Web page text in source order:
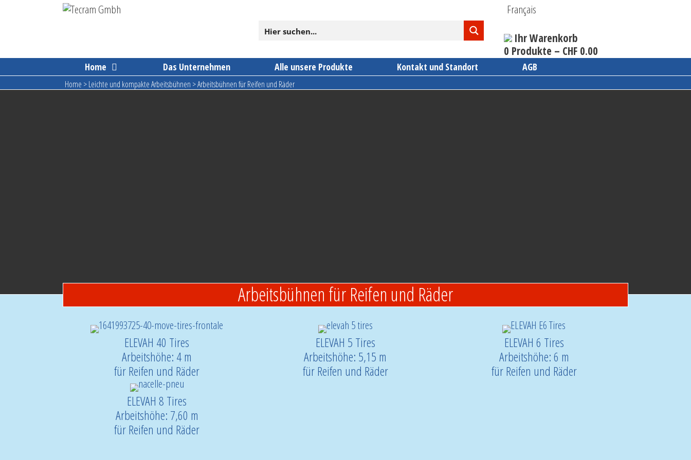
Français
Ihr Warenkorb
0 Produkte – CHF 0.00
Home Das Unternehmen Alle unsere Produkte Kontakt und Standort AGB
Home >Leichte und kompakte Arbeitsbühnen >Arbeitsbühnen für Reifen und Räder
Arbeitsbühnen für Reifen und Räder
ELEVAH 40 Tires
Arbeitshöhe: 4 m
für Reifen und Räder
ELEVAH 8 Tires
Arbeitshöhe: 7,60 m
für Reifen und Räder
ELEVAH 5 Tires
Arbeitshöhe: 5,15 m
für Reifen und Räder
ELEVAH 6 Tires
Arbeitshöhe: 6 m
für Reifen und Räder